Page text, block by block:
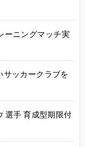
ーニングマッチ実
サッカークラブを
選手 育成型期限付